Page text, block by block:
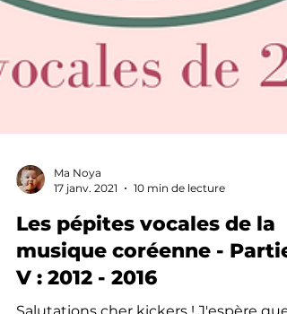
17 janv. 2021
10 min de lecture